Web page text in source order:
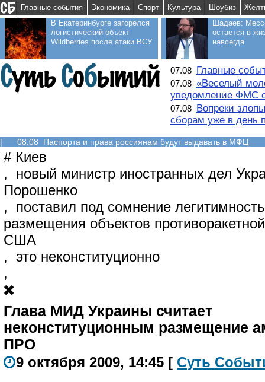
Главные события Экономика Спорт Культура Шоубиз
В Екатеринбурге загорелся
логистический объект
Wildberries после атаки ВСУ
Шадаев:
остается в
навсегда
07.08 Главные
07.08 «Веселый
уведомление ФМС
07.08 Вопреки
сборам уже в день
| 08.08 Паспорта и права россиянам будут выдавать в МФЦ
# Киев
, новый министр иностранных дел
Порошенко
, поставил под сомнение
размещения объектов
США
, это неконституционно
,
Глава МИД Украины считает
неконституционным размещение
ПРО
9 октября 2009, 14:45 [ Суть Соб